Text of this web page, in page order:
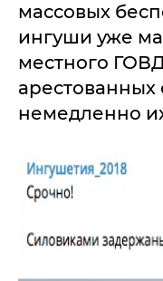
массовых
ингуши уже
местного
арестованных
немедленно